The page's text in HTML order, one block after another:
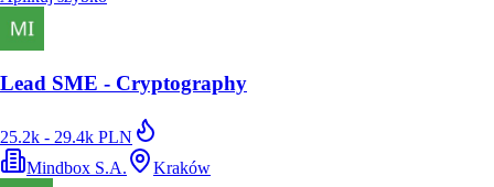
Lead SME - Cryptography
25.2k - 29.4k PLN
Mindbox S.A.
Kraków